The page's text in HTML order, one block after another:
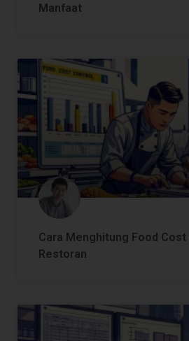
Manfaat
Cara Menghitung Food Cost
Restoran